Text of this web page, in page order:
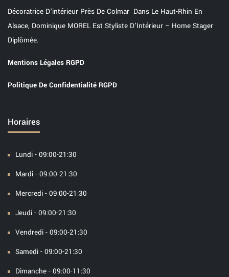
Décoratrice D’intérieur Près De Colmar Dans Le Haut-Rhin En
Alsace, Dominique MOREL Est Styliste D’Intérieur – Home Stager
Diplômée.
Mentions Légales RGPD
Politique De Confidentialité RGPD
Horaires
Lundi - 09:00-21:30
Mardi - 09:00-21:30
Mercredi - 09:00-21:30
Jeudi - 09:00-21:30
Vendredi - 09:00-21:30
Samedi - 09:00-21:30
Dimanche - 09:00-11:30